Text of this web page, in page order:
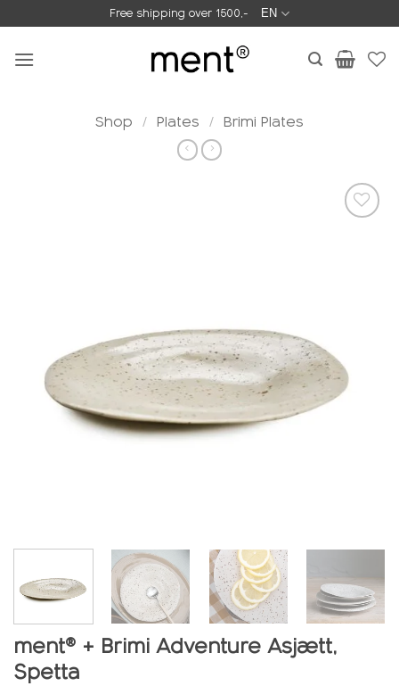
to
content
Free shipping over 1500,- EN
Shop / Plates / Brimi Plates
ment® + Brimi Adventure Asjætt,
Spetta